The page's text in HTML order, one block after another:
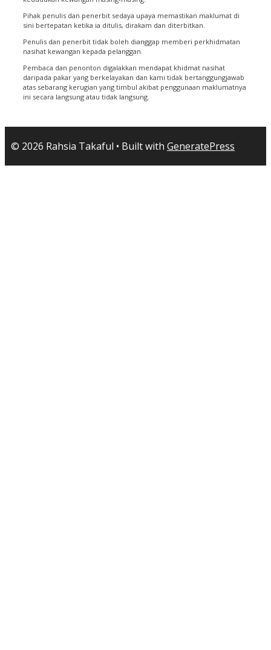
Pihak penulis dan penerbit sedaya upaya memastikan maklumat di
sini bertepatan ketika ia ditulis, dirakam dan diterbitkan.
Penulis dan penerbit tidak boleh dianggap memberi perkhidmatan
nasihat kewangan kepada pelanggan.
Pembaca dan penonton digalakkan mendapat khidmat nasihat
daripada pakar yang berkelayakan dan kami tidak bertanggungjawab
atas sebarang kerugian yang timbul akibat penggunaan maklumatnya
ini secara langsung atau tidak langsung.
© 2026 Rahsia Takaful • Built with GeneratePress